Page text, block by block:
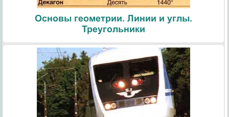
Основы геометрии. Линии и углы.
Треугольники